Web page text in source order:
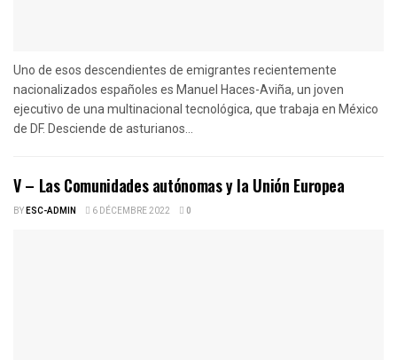
Uno de esos descendientes de emigrantes recientemente
nacionalizados españoles es Manuel Haces-Aviña, un joven
ejecutivo de una multinacional tecnológica, que trabaja en México
de DF. Desciende de asturianos...
V – Las Comunidades autónomas y la Unión Europea
BYESC-ADMIN 6 DÉCEMBRE 2022 0